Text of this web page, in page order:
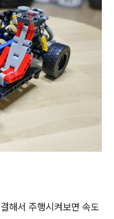
해서 주행시켜보면 속도